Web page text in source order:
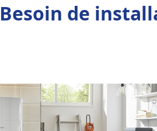
Besoin de